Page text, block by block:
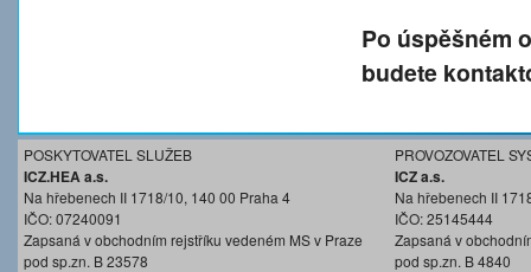
Po úspěšném
budete
POSKYTOVATEL SLUŽEB
ICZ.HEA a.s.
Na hřebenech II 1718/10, 140 00 Praha 4
IČO: 07240091
Zapsaná v obchodním rejstříku vedeném MS v Praze
pod sp.zn. B 23578
PROVOZOVATEL
ICZ a.s.
Na hřebenech II
IČO: 25145444
Zapsaná v
pod sp.zn. B 4840